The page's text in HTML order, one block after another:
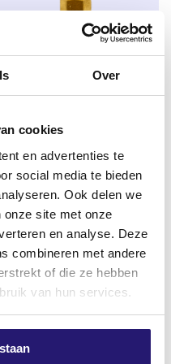
Over
cookies
en advertenties te
social media te bieden
Ook delen we
onze site met onze
en analyse. Deze
combineren met andere
of die ze hebben
van hun services.
(60–200 mm)
spoed waardoor ze
tijd, zeker met de
moeiteloos, zelfs in
met veel type-
minder aanzetdruk
de diameters
versterkt en breken
bij intensief gebruik
speciale draad en
merken. Vooral bij de
TX-20 25mm
1,99
BTW:€1,64
Niet op voorraad